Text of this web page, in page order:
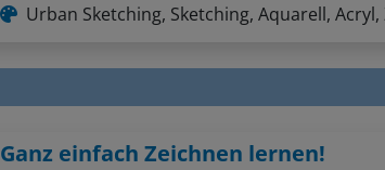
Urban Sketching, Sketching, Aquarell, Acryl,
Ganz einfach Zeichnen lernen!